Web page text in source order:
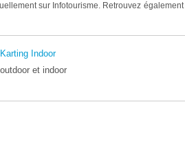
sur Infotourisme. Retrouvez également
Indoor
et indoor